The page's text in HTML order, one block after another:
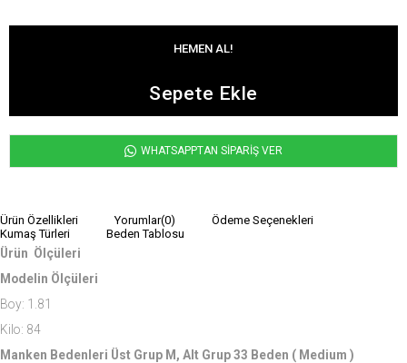
WHATSAPPTAN SİPARİŞ VER
Ürün Özellikleri Yorumlar(0)
Ödeme Seçenekleri
Kumaş Türleri
Beden Tablosu
Ürün Ölçüleri
Modelin Ölçüleri
Boy: 1.81
Kilo: 84
Manken Bedenleri Üst Grup M, Alt Grup 33 Beden ( Medium )